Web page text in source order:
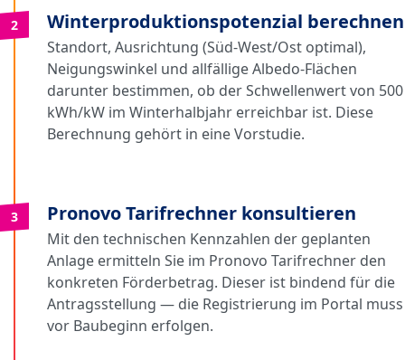
2 Winterproduktionspotenzial berechnen
Standort, Ausrichtung (Süd-West/Ost optimal),
Neigungswinkel und allfällige Albedo-Flächen
darunter bestimmen, ob der Schwellenwert von 500
kWh/kW im Winterhalbjahr erreichbar ist. Diese
Berechnung gehört in eine Vorstudie.
3 Pronovo Tarifrechner konsultieren
Mit den technischen Kennzahlen der geplanten
Anlage ermitteln Sie im Pronovo Tarifrechner den
konkreten Förderbetrag. Dieser ist bindend für die
Antragsstellung — die Registrierung im Portal muss
vor Baubeginn erfolgen.